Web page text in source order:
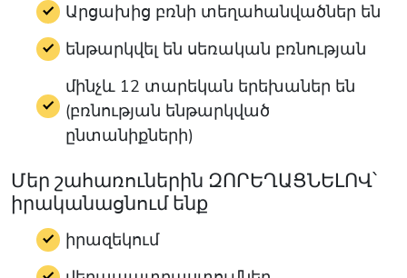
Արցախից բռնի տեղահանվածներ են
ենթարկվել են սեռական բռնության
մինչև 12 տարեկան երեխաներ են
(բռնության ենթարկված
ընտանիքների)
Մեր շահառուներին ԶՈՐԵՂԱՑՆԵԼՈՎ՝
իրականացնում ենք
իրազեկում